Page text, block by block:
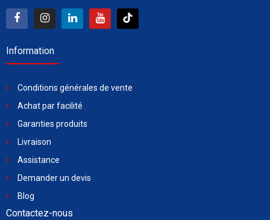
Information
Conditions générales de vente
Achat par facilité
Garanties produits
Livraison
Assistance
Demander un devis
Blog
Contactez-nous